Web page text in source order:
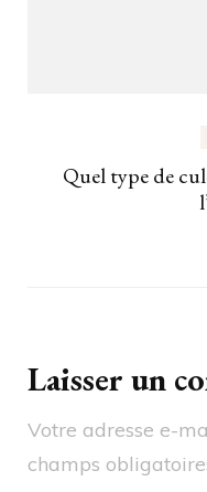
Quel type de
Laisser un
Votre adresse e-
champs